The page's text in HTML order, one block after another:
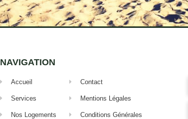
NAVIGATION
Accueil
Services
Nos Logements
Contact
Mentions Légales
Conditions Générales